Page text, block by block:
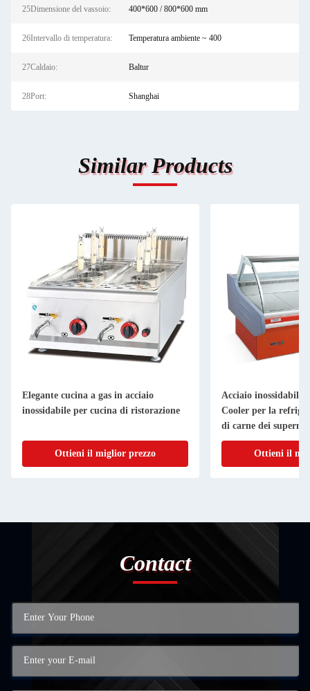
25Dimensione del vassoio: 400*600 / 800*600 mm
26Intervallo di temperatura: Temperatura ambiente ~ 400
27Caldaio: Baltur
28Port: Shanghai
Similar Products
Elegante cucina a gas in acciaio
inossidabile per cucina di ristorazione
Ottieni il miglior prezzo
Acciaio inossidabile
Cooler per la
di carne dei
Ottieni il
Contact